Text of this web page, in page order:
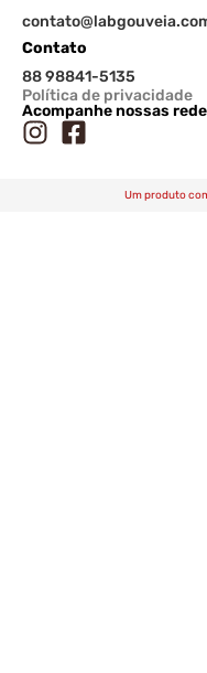
Contato
88 98841-5135
Política de privacidade
Acompanhe nossas
Um produto